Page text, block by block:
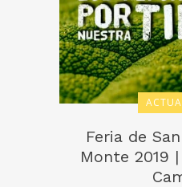
Feria de
Monte 2019